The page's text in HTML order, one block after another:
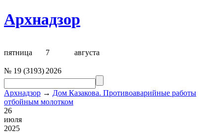
Архнадзор
пятница 7 августа
№ 19 (3193) 2026
Архнадзор → Дом Казакова. Противоаварийные работы
отбойным молотком
26
июля
2025